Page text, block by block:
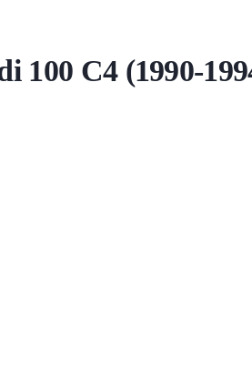
C4 (1990-